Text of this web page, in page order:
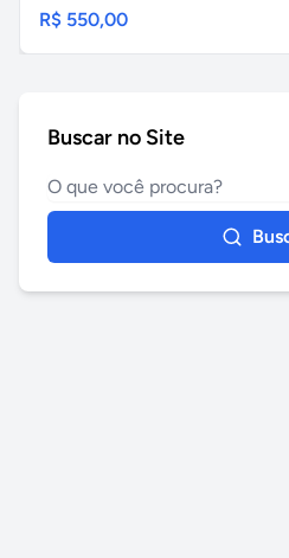
R$ 550,00
Buscar no Site